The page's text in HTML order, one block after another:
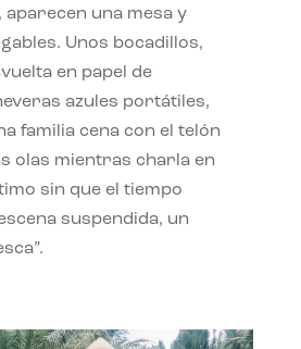
una mesa y
Unos bocadillos,
en papel de
azules portátiles,
familia cena con el telón
olas mientras charla en
sin que el tiempo
suspendida, un